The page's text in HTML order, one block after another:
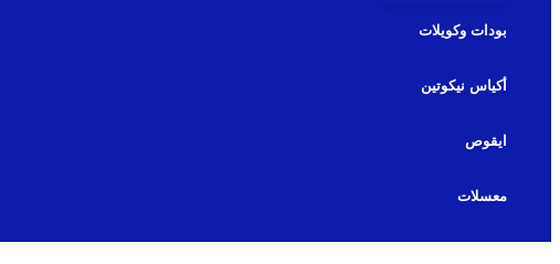
بودات وكويلات
أكياس نيكوتين
ايقوص
معسلات